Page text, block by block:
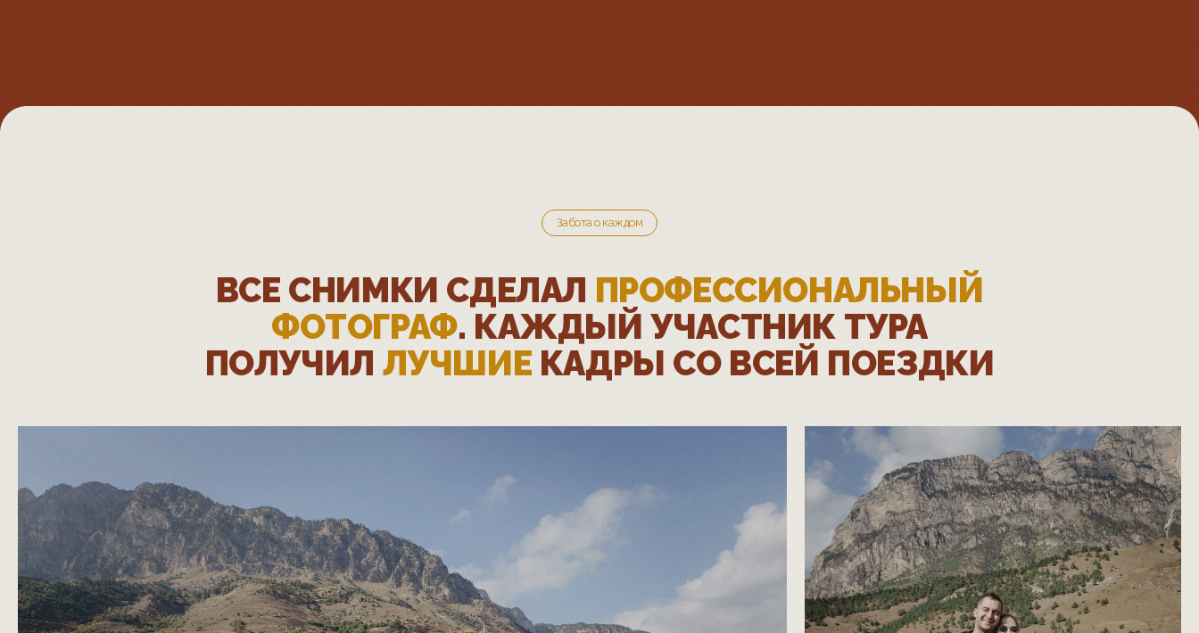
ВСЕ СНИМКИ СДЕЛАЛ ПРОФЕССИОНАЛЬНЫЙ
ФОТОГРАФ. КАЖДЫЙ УЧАСТНИК ТУРА
ПОЛУЧИЛ ЛУЧШИЕ КАДРЫ СО ВСЕЙ ПОЕЗДКИ
Забота о каждом